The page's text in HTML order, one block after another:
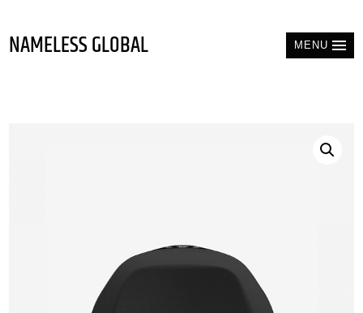
NAMELESS GLOBAL MENU